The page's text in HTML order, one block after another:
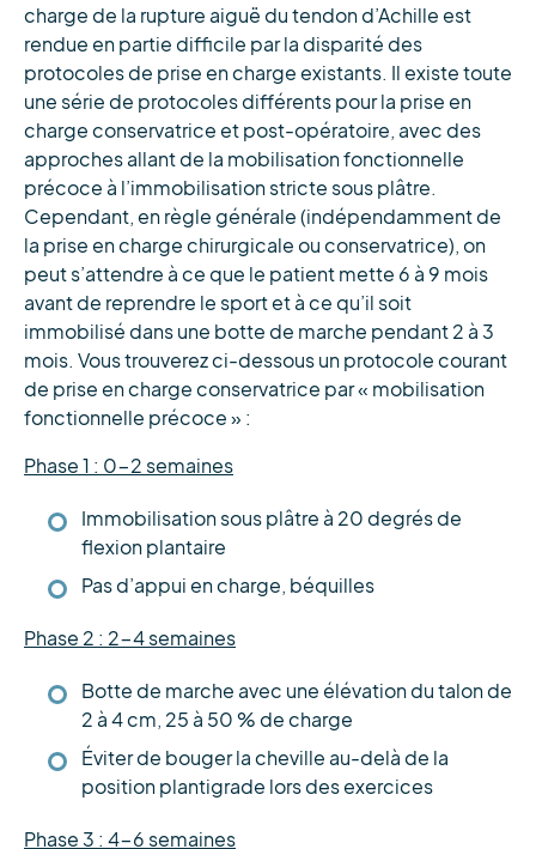
charge de la rupture aiguë du tendon d’Achille est
rendue en partie difficile par la disparité des
protocoles de prise en charge existants. Il existe toute
une série de protocoles différents pour la prise en
charge conservatrice et post-opératoire, avec des
approches allant de la mobilisation fonctionnelle
précoce à l’immobilisation stricte sous plâtre.
Cependant, en règle générale (indépendamment de
la prise en charge chirurgicale ou conservatrice), on
peut s’attendre à ce que le patient mette 6 à 9 mois
avant de reprendre le sport et à ce qu’il soit
immobilisé dans une botte de marche pendant 2 à 3
mois. Vous trouverez ci-dessous un protocole courant
de prise en charge conservatrice par « mobilisation
fonctionnelle précoce » :
Phase 1 : 0-2 semaines
Immobilisation sous plâtre à 20 degrés de
flexion plantaire
Pas d’appui en charge, béquilles
Phase 2 : 2-4 semaines
Botte de marche avec une élévation du talon de
2 à 4 cm, 25 à 50 % de charge
Éviter de bouger la cheville au-delà de la
position plantigrade lors des exercices
Phase 3 : 4-6 semaines